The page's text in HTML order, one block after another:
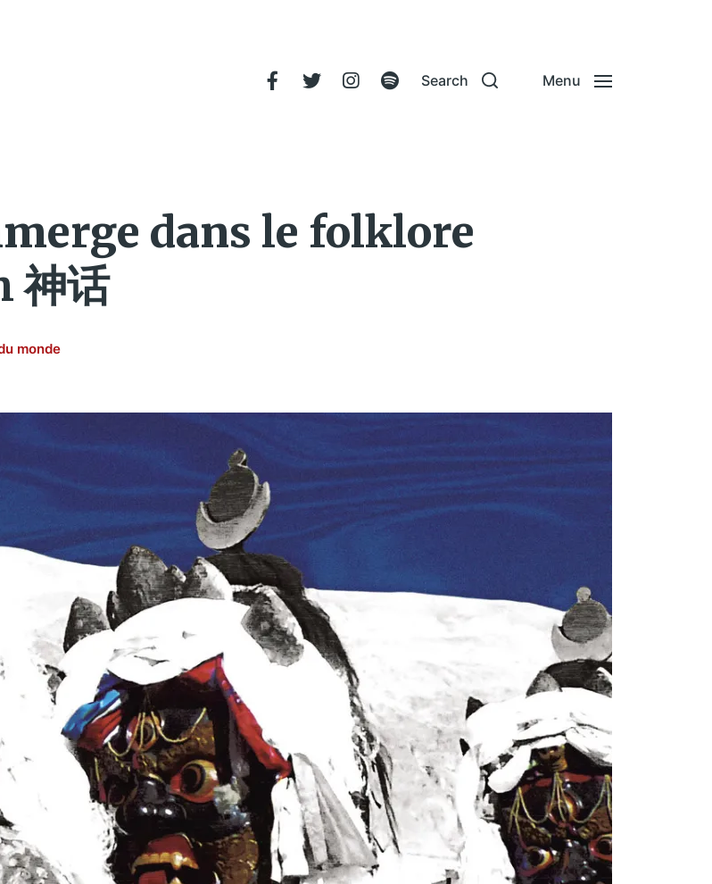
Search Menu
dans le folklore
神话
monde